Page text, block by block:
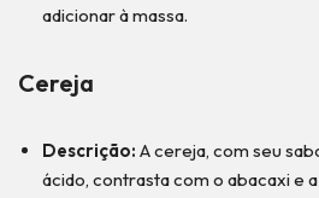
adicionar à massa.
Cereja
Descrição: A cereja, com seu
ácido, contrasta com o abacaxi e